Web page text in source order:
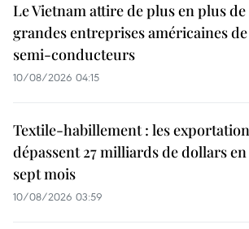
Le Vietnam attire de plus en plus de
grandes entreprises américaines de
semi-conducteurs
10/08/2026 04:15
Textile-habillement : les
dépassent 27 milliards de dollars en
sept mois
10/08/2026 03:59